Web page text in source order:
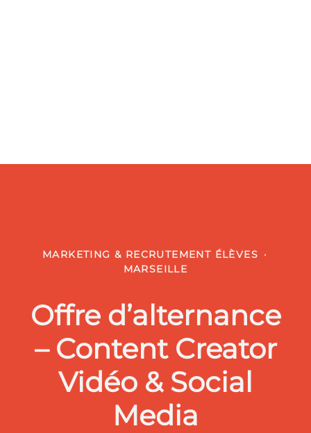
MARKETING & RECRUTEMENT ÉLÈVES ·
MARSEILLE
Offre d’alternance
– Content Creator
Vidéo & Social
Media